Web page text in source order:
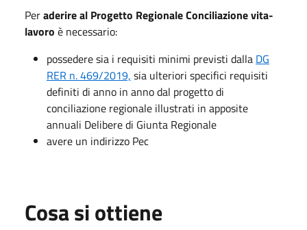
Peraderire al Progetto Regionale Conciliazione vita-
lavoro è necessario:
possedere sia i requisiti minimi previsti dalla DG
RER n. 469/2019, sia ulteriori specifici requisiti
definiti di anno in anno dal progetto di
conciliazione regionale illustrati in apposite
annuali Delibere di Giunta Regionale
avere un indirizzo Pec
Cosa si ottiene